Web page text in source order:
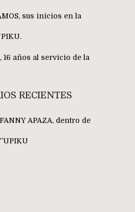
sus inicios en la
16 años al servicio de la
RECIENTES
FANNY APAZA, dentro de